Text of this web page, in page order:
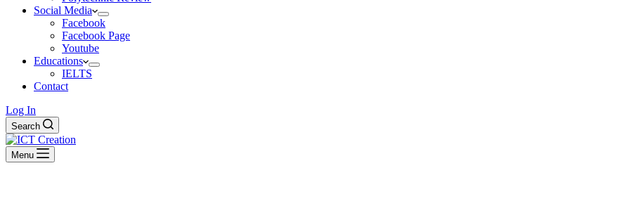
Social Media
Facebook
Facebook Page
Youtube
Educations
IELTS
Contact
Log In
Search
Menu